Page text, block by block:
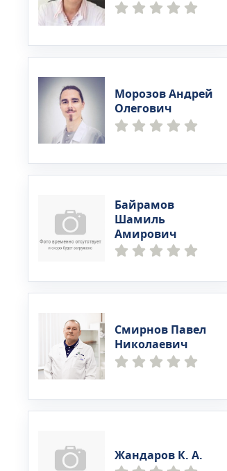
Морозов Андрей
Олегович
Байрамов
Шамиль
Амирович
Смирнов Павел
Николаевич
Жандаров К. А.